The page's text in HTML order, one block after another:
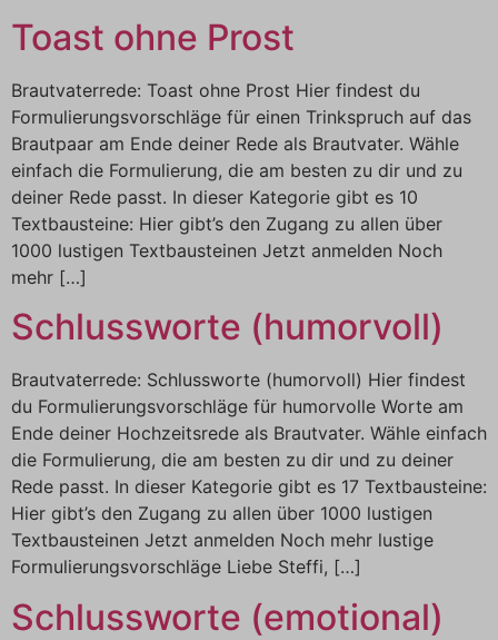
Toast ohne Prost
Brautvaterrede: Toast ohne Prost Hier findest du
Formulierungsvorschläge für einen Trinkspruch auf das
Brautpaar am Ende deiner Rede als Brautvater. Wähle
einfach die Formulierung, die am besten zu dir und zu
deiner Rede passt. In dieser Kategorie gibt es 10
Textbausteine: Hier gibt’s den Zugang zu allen über
1000 lustigen Textbausteinen Jetzt anmelden Noch
mehr […]
Schlussworte (humorvoll)
Brautvaterrede: Schlussworte (humorvoll) Hier findest
du Formulierungsvorschläge für humorvolle Worte am
Ende deiner Hochzeitsrede als Brautvater. Wähle einfach
die Formulierung, die am besten zu dir und zu deiner
Rede passt. In dieser Kategorie gibt es 17 Textbausteine:
Hier gibt’s den Zugang zu allen über 1000 lustigen
Textbausteinen Jetzt anmelden Noch mehr lustige
Formulierungsvorschläge Liebe Steffi, […]
Schlussworte (emotional)